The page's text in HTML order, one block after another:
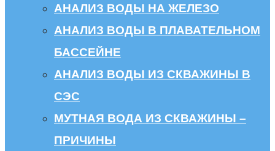
АНАЛИЗ ВОДЫ НА ЖЕЛЕЗО
АНАЛИЗ ВОДЫ В ПЛАВАТЕЛЬНОМ
БАССЕЙНЕ
АНАЛИЗ ВОДЫ ИЗ СКВАЖИНЫ В
СЭС
МУТНАЯ ВОДА ИЗ СКВАЖИНЫ –
ПРИЧИНЫ